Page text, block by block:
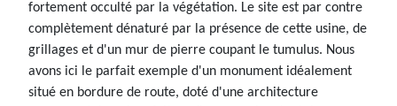
fortement occulté par la végétation. Le site est par contre
complètement dénaturé par la présence de cette usine, de
grillages et d'un mur de pierre coupant le tumulus. Nous
avons ici le parfait exemple d'un monument idéalement
situé en bordure de route, doté d'une architecture